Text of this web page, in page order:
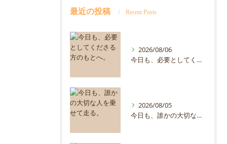
最近の投稿 Recent Posts
2026/08/06
今日も、必要としてくださる方のもとへ。
2026/08/05
今日も、誰かの大切な人を乗せて走る。